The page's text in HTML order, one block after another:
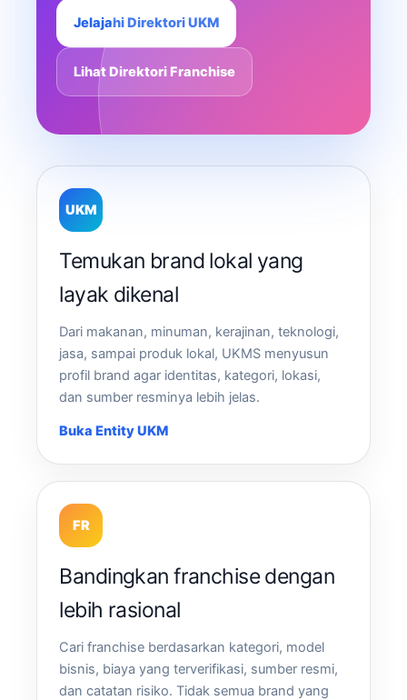
Jelajahi Direktori UKM
Lihat Direktori Franchise
UKM
Temukan brand lokal yang
layak dikenal
Dari makanan, minuman, kerajinan, teknologi,
jasa, sampai produk lokal, UKMS menyusun
profil brand agar identitas, kategori, lokasi,
dan sumber resminya lebih jelas.
Buka Entity UKM
FR
Bandingkan franchise dengan
lebih rasional
Cari franchise berdasarkan kategori, model
bisnis, biaya yang terverifikasi, sumber resmi,
dan catatan risiko. Tidak semua brand yang